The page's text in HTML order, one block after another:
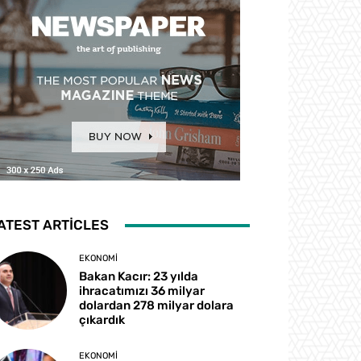
ARTICLES
EKONOMI
Bakan Kacır: 23 yılda
ihracatımızı 36 milyar
dolardan 278 milyar dolara
çıkardık
EKONOMI